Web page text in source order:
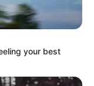
your best